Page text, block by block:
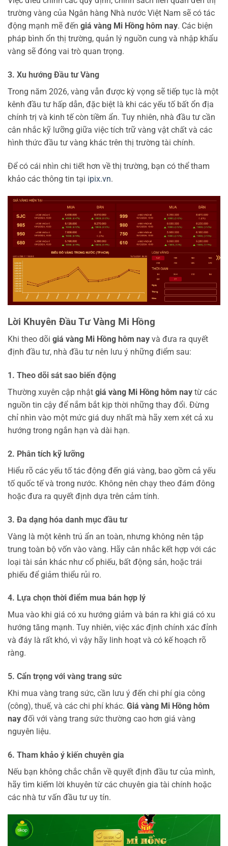
trường vàng của Ngân hàng Nhà nước Việt Nam sẽ có tác
động mạnh mẽ đến giá vàng Mi Hồng hôm nay. Các biện
pháp bình ổn thị trường, quản lý nguồn cung và nhập khẩu
vàng sẽ đóng vai trò quan trọng.
3. Xu hướng Đầu tư Vàng
Trong năm 2026, vàng vẫn được kỳ vọng sẽ tiếp tục là một
kênh đầu tư hấp dẫn, đặc biệt là khi các yếu tố bất ổn địa
chính trị và kinh tế còn tiềm ẩn. Tuy nhiên, nhà đầu tư cần
cân nhắc kỹ lưỡng giữa việc tích trữ vàng vật chất và các
hình thức đầu tư vàng khác trên thị trường tài chính.
Để có cái nhìn chi tiết hơn về thị trường, bạn có thể tham
khảo các thông tin tại ipix.vn.
Lời Khuyên Đầu Tư Vàng Mi Hồng
Khi theo dõi giá vàng Mi Hồng hôm nay và đưa ra quyết
định đầu tư, nhà đầu tư nên lưu ý những điểm sau:
1. Theo dõi sát sao biến động
Thường xuyên cập nhật giá vàng Mi Hồng hôm nay từ các
nguồn tin cậy để nắm bắt kịp thời những thay đổi. Đừng
chỉ nhìn vào một mức giá duy nhất mà hãy xem xét cả xu
hướng trong ngắn hạn và dài hạn.
2. Phân tích kỹ lưỡng
Hiểu rõ các yếu tố tác động đến giá vàng, bao gồm cả yếu
tố quốc tế và trong nước. Không nên chạy theo đám đông
hoặc đưa ra quyết định dựa trên cảm tính.
3. Đa dạng hóa danh mục đầu tư
Vàng là một kênh trú ẩn an toàn, nhưng không nên tập
trung toàn bộ vốn vào vàng. Hãy cân nhắc kết hợp với các
loại tài sản khác như cổ phiếu, bất động sản, hoặc trái
phiếu để giảm thiểu rủi ro.
4. Lựa chọn thời điểm mua bán hợp lý
Mua vào khi giá có xu hướng giảm và bán ra khi giá có xu
hướng tăng mạnh. Tuy nhiên, việc xác định chính xác đỉnh
và đáy là rất khó, vì vậy hãy linh hoạt và có kế hoạch rõ
ràng.
5. Cẩn trọng với vàng trang sức
Khi mua vàng trang sức, cần lưu ý đến chi phí gia công
(công), thuế, và các chi phí khác. Giá vàng Mi Hồng hôm
nay đối với vàng trang sức thường cao hơn giá vàng
nguyên liệu.
6. Tham khảo ý kiến chuyên gia
Nếu bạn không chắc chắn về quyết định đầu tư của mình,
hãy tìm kiếm lời khuyên từ các chuyên gia tài chính hoặc
các nhà tư vấn đầu tư uy tín.